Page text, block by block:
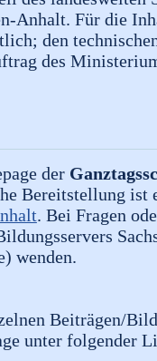
Anhalt. Für die
den
des
der
Bereitstellung ist
. Bei Fragen
wenden.
Beiträgen/
unter folgender